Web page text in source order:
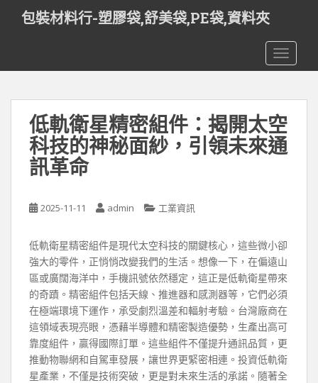
t
包裝材料行-塑膠袋,舒美袋,PE袋,資料夾
低軌衛星精密組件：揭開太空
科技的神秘面紗，引領未來通
訊革命
2025-11-11 admin 工業資訊
低軌衛星精密組件是現代太空科技的關鍵核心，這些微小卻
強大的零件，正悄悄改變我們的生活。想像一下，在偏遠山
區或廣闊海洋中，手機訊號依然穩定，這正是低軌衛星帶來
的奇蹟。精密組件包括天線、推進器和感測器等，它們必須
在極端環境下運作，承受劇烈溫差和輻射考驗。台灣廠商在
這領域表現亮眼，憑藉半導體和精密製造優勢，生產出高可
靠度組件，贏得國際訂單。這些組件不僅提升通訊品質，更
推動物聯網和自駕車發展，讓世界更緊密相連。投資低軌衛
星產業，不僅是技術突破，更是對未來生活的承諾。隨著全